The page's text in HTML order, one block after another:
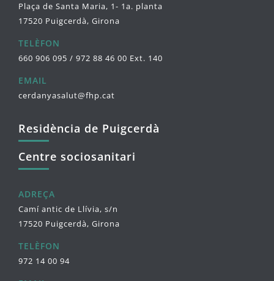
Plaça de Santa Maria, 1- 1a. planta
17520 Puigcerdà, Girona
TELÈFON
660 906 095 / 972 88 46 00 Ext. 140
EMAIL
cerdanyasalut@fhp.cat
Residència de Puigcerdà
Centre sociosanitari
ADREÇA
Camí antic de Llívia, s/n
17520 Puigcerdà, Girona
TELÈFON
972 14 00 94